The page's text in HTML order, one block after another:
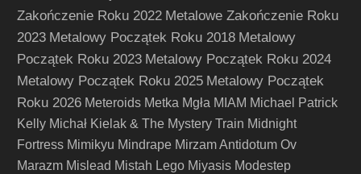
Zakończenie Roku 2022 Metalowe Zakończenie Roku
2023 Metalowy Początek Roku 2018 Metalowy
Początek Roku 2023 Metalowy Początek Roku 2024
Metalowy Początek Roku 2025 Metalowy Początek
Roku 2026 Meteroids Metka Mgła MIAM Michael Patrick
Kelly Michał Kielak & The Mystery Train Midnight
Fortress Mimikyu Mindrape Mirzam Antidotum Ov
Marazm Mislead Mistah Lego Miyasis Modestep